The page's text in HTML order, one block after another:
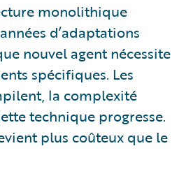
monolithique
d’adaptations
nouvel agent nécessite
spécifiques. Les
la complexité
technique progresse.
plus coûteux que le